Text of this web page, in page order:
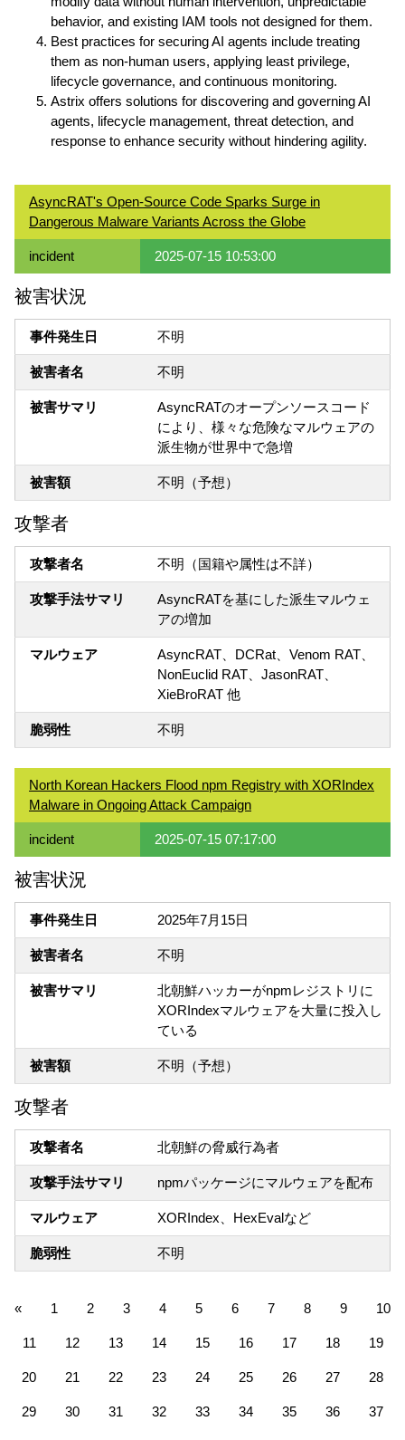
behavior, and existing IAM tools not designed for them.
Best practices for securing AI agents include treating
them as non-human users, applying least privilege,
lifecycle governance, and continuous monitoring.
Astrix offers solutions for discovering and governing AI
agents, lifecycle management, threat detection, and
response to enhance security without hindering agility.
AsyncRAT's Open-Source Code Sparks Surge in
Dangerous Malware Variants Across the Globe
incident 2025-07-15 10:53:00
被害状況
事件発生日 不明
被害者名 不明
被害サマリ
AsyncRATのオープンソースコード
により、様々な危険なマルウェアの
派生物が世界中で急増
被害額 不明（予想）
攻撃者
攻撃者名 不明（国籍や属性は不詳）
攻撃手法サマリ
AsyncRATを基にした派生マルウェ
アの増加
マルウェア
AsyncRAT、DCRat、Venom RAT、
NonEuclid RAT、JasonRAT、
XieBroRAT 他
脆弱性 不明
North Korean Hackers Flood npm Registry with XORIndex
Malware in Ongoing Attack Campaign
incident 2025-07-15 07:17:00
被害状況
事件発生日 2025年7月15日
被害者名 不明
被害サマリ
北朝鮮ハッカーがnpmレジストリに
XORIndexマルウェアを大量に投入し
ている
被害額 不明（予想）
攻撃者
攻撃者名 北朝鮮の脅威行為者
攻撃手法サマリ npmパッケージにマルウェアを配布
マルウェア XORIndex、HexEvalなど
脆弱性 不明
« 1 2 3 4 5 6 7 8 9 10
11 12 13 14 15 16 17 18 19
20 21 22 23 24 25 26 27 28
29 30 31 32 33 34 35 36 37